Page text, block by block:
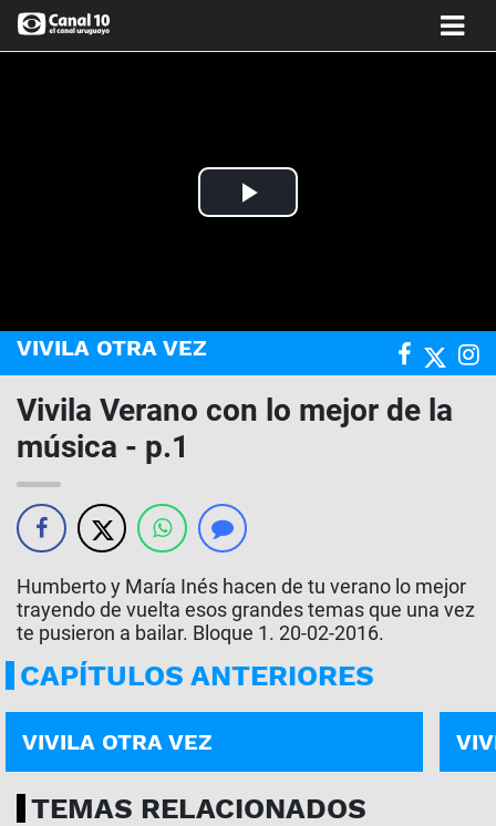
Play
VIVILA OTRA VEZ
Vivila Verano con lo mejor de la
música - p.1
Humberto y María Inés hacen de tu verano lo mejor
trayendo de vuelta esos grandes temas que una vez
te pusieron a bailar. Bloque 1. 20-02-2016.
CAPÍTULOS ANTERIORES
PROGRAMA COMPLETO | 10-07
VIVILA OTRA VEZ
TEMAS RELACIONADOS